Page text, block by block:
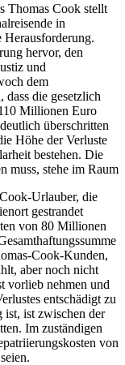
Thomas Cook stellt
in
Herausforderung.
hervor, den
und
dem
dass die gesetzlich
Millionen Euro
überschritten
Höhe der Verluste
bestehen. Die
muss, stehe im Raum
Urlauber, die
gestrandet
von 80 Millionen
Cook-Kunden,
aber noch nicht
vorlieb nehmen und
entschädigt zu
ist, ist zwischen der
Im zuständigen
von